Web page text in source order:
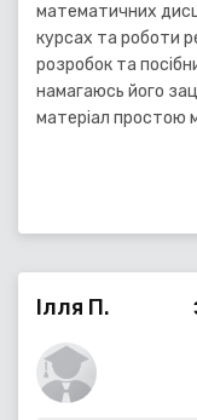
математичних
курсах та роботи
розробок та
намагаюсь його
матеріал простою
Ілля П.